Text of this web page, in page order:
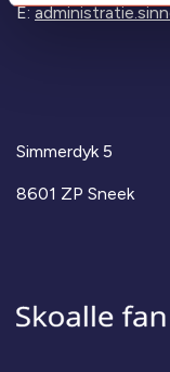
E:
Simmerdyk 5
8601 ZP Sneek